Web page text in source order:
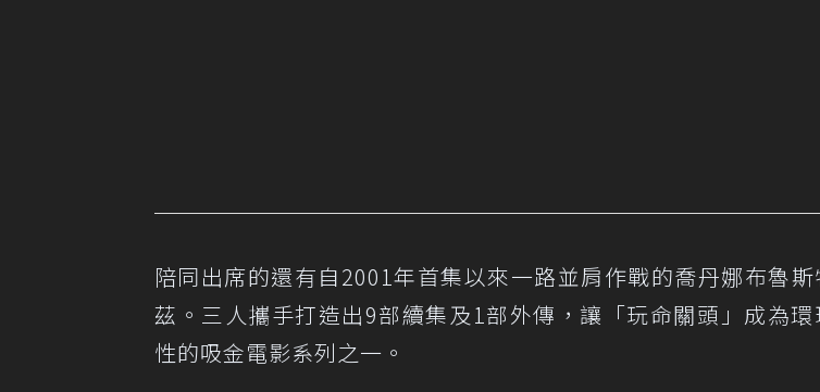
陪同出席的還有自2001年首集以來一路並肩作戰的喬丹娜布魯
茲。三人攜手打造出9部續集及1部外傳，讓「玩命關頭」成為
性的吸金電影系列之一。